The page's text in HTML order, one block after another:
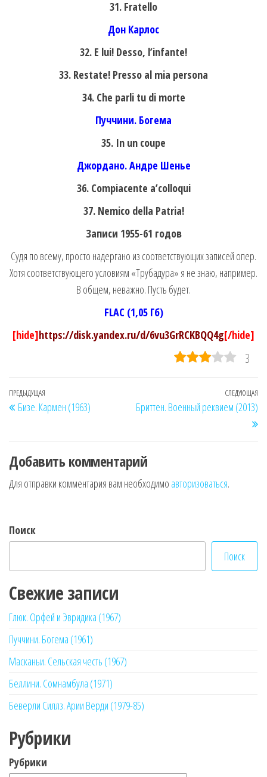
31. Fratello
Дон Карлос
32. E lui! Desso, l’infante!
33. Restate! Presso al mia persona
34. Che parli tu di morte
Пуччини. Богема
35. In un coupe
Джордано. Андре Шенье
36. Compiacente a’colloqui
37. Nemico della Patria!
Записи 1955-61 годов
Судя по всему, просто надергано из соответствующих записей опер.
Хотя соответствующего условиям «Трубадура» я не знаю, например.
В общем, неважно. Пусть будет.
FLAC (1,05 Гб)
[hide]https://disk.yandex.ru/d/6vu3GrRCKBQQ4g[/hide]
3
Навигация
по
Предыдущая
запись
ПРЕДЫДУЩАЯ
Бизе. Кармен (1963)
СЛЕДУЮЩАЯ
Бриттен. Военный реквием (2013)
Добавить комментарий
Для отправки комментария вам необходимо авторизоваться.
Поиск
Поиск
Свежие записи
Глюк. Орфей и Эвридика (1967)
Пуччини. Богема (1961)
Масканьи. Сельская честь (1967)
Беллини. Сомнамбула (1971)
Беверли Силлз. Арии Верди (1979-85)
Рубрики
Рубрики